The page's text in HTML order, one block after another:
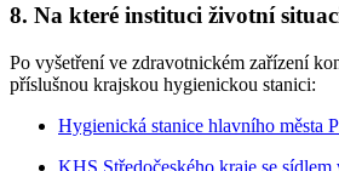
8. Na které instituci životní
Po vyšetření ve zdravotnickém zařízení
příslušnou krajskou hygienickou stanici:
Hygienická stanice hlavního města
KHS Středočeského kraje se sídlem